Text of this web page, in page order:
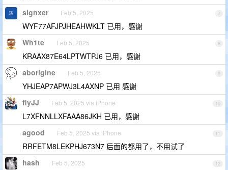
7
signxer Feb 5, 2025
WYF77AFJPJHEAHWKLT 已用，感谢
8
Wh1te Feb 5, 2025
KRAAX87E64LPTWTPJ6 已用，感谢
9
aborigine Feb 5, 2025
YHJEAP7APWJ3L4AXNP 已用 感谢
10
flyJJ Feb 5, 2025 via iPhone
L7XFNNLLXFAAA86JKH 已用，感谢
11
agood Feb 5, 2025 via iPhone
RRFETM8LEKPHJ673N7 后面的都用了，不用试了
12
hash Feb 5, 2025